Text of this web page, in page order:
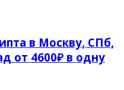
в Москву, СПб,
от 4600₽ в одну